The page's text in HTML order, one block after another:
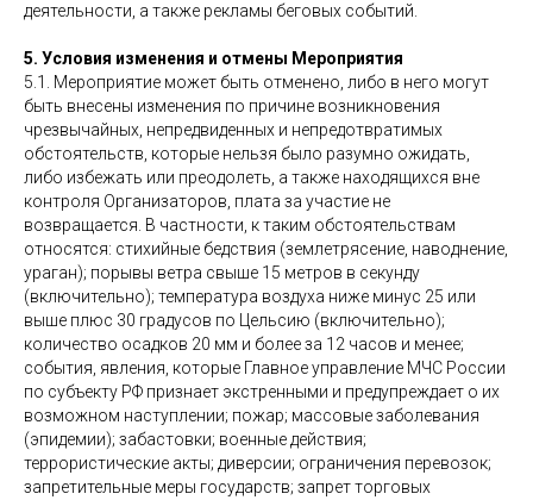
деятельности, а также рекламы беговых событий.
5. Условия изменения и отмены Мероприятия
5.1. Мероприятие может быть отменено, либо в него могут
быть внесены изменения по причине возникновения
чрезвычайных, непредвиденных и непредотвратимых
обстоятельств, которые нельзя было разумно ожидать,
либо избежать или преодолеть, а также находящихся вне
контроля Организаторов, плата за участие не
возвращается. В частности, к таким обстоятельствам
относятся: стихийные бедствия (землетрясение, наводнение,
ураган); порывы ветра свыше 15 метров в секунду
(включительно); температура воздуха ниже минус 25 или
выше плюс 30 градусов по Цельсию (включительно);
количество осадков 20 мм и более за 12 часов и менее;
события, явления, которые Главное управление МЧС России
по субъекту РФ признает экстренными и предупреждает о их
возможном наступлении; пожар; массовые заболевания
(эпидемии); забастовки; военные действия;
террористические акты; диверсии; ограничения перевозок;
запретительные меры государств; запрет торговых